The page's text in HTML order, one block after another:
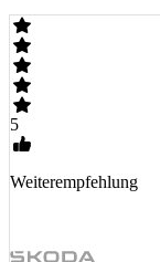
5
Weiterempfehlung